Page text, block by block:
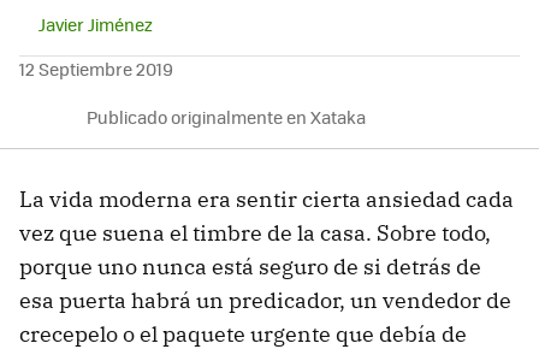
Javier Jiménez
12 Septiembre 2019
Publicado originalmente en Xataka
La vida moderna era sentir cierta ansiedad cada
vez que suena el timbre de la casa. Sobre todo,
porque uno nunca está seguro de si detrás de
esa puerta habrá un predicador, un vendedor de
crecepelo o el paquete urgente que debía de